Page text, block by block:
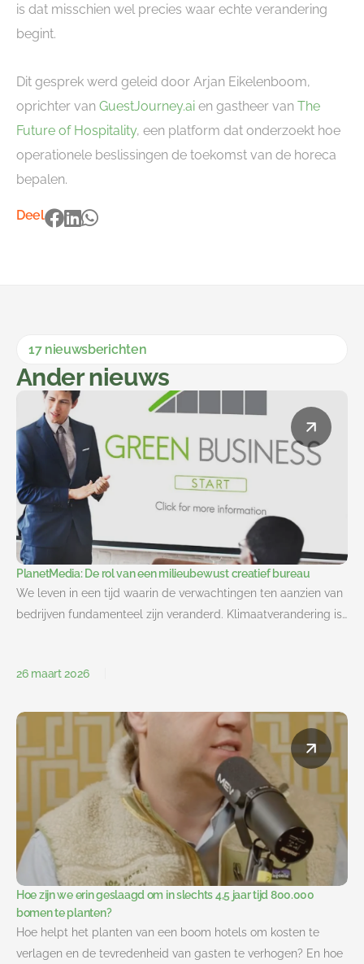
is dat misschien wel precies waar echte verandering
begint.
Dit gesprek werd geleid door Arjan Eikelenboom,
oprichter van GuestJourney.ai en gastheer van The
Future of Hospitality, een platform dat onderzoekt hoe
operationele beslissingen de toekomst van de horeca
bepalen.
Deel
17 nieuwsberichten
Ander nieuws
PlanetMedia: De rol van een milieubewust creatief bureau
We leven in een tijd waarin de verwachtingen ten aanzien van
bedrijven fundamenteel zijn veranderd. Klimaatverandering is…
26 maart 2026
Hoe zijn we erin geslaagd om in slechts 4,5 jaar tijd 800.000
bomen te planten?
Hoe helpt het planten van een boom hotels om kosten te
verlagen en de tevredenheid van gasten te verhogen? En hoe